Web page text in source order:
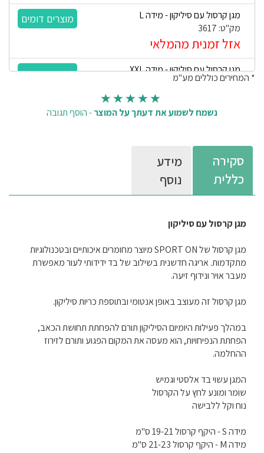
מגן קרסול עם סיליקון - מידה L
מק"ט: 3617
אזל זמנית מהמלאי
מגן קרסול עם סיליקון - מידה XXL
מק"ט: 3619
אזל זמנית מהמלאי
* המחירים כוללים מע"מ
נשמח לשמוע את דעתך על המוצר-הוסף תגובה
סקירה
כללית
מידע
נוסף
מגן קרסול עם סיליקון
מגן קרסול שלSPORT ONמיוצר מחומרים איכותיים ובטכנולוגיות
מתקדמות.אריגה חדשנית בשילוב של בד ידידותי לעור מאפשרת
מעבר אויר ונידוף זיעה.
מגן קרסול זה מעוצב באופן אנטומי ובתוספת כריות סיליקון.
במהלך פעילות היומיום הסיליקון תורם להפחתת תחושת הכאב,
הפחתת הנפיחויות, הוא מעסה את המקום הפגוע ותורם לזירוז
ההחלמה.
המגן עשוי בד אלסטי וגמיש
שומר ומונע לחץ על הקרסול
נוח וקל ללבישה
מידה S - היקף קרסול 19-21 ס"מ
מידה M - היקף קרסול 21-23 ס"מ